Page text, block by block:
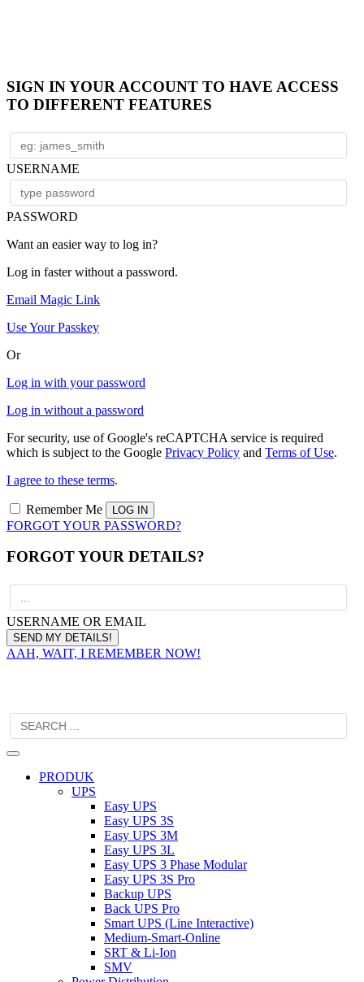
SIGN IN YOUR ACCOUNT TO HAVE ACCESS
TO DIFFERENT FEATURES
USERNAME
PASSWORD
Want an easier way to log in?
Log in faster without a password.
Email Magic Link
Use Your Passkey
Or
Log in with your password
Log in without a password
For security, use of Google's reCAPTCHA service is required
which is subject to the Google Privacy Policy and Terms of Use.
I agree to these terms.
Remember Me
FORGOT YOUR PASSWORD?
FORGOT YOUR DETAILS?
USERNAME OR EMAIL
AAH, WAIT, I REMEMBER NOW!
PRODUK
UPS
Easy UPS
Easy UPS 3S
Easy UPS 3M
Easy UPS 3L
Easy UPS 3 Phase Modular
Easy UPS 3S Pro
Backup UPS
Back UPS Pro
Smart UPS (Line Interactive)
Medium-Smart-Online
SRT & Li-Ion
SMV